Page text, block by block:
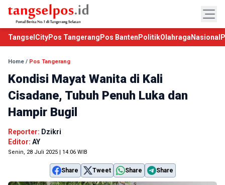
TangselCityPos Tangerang Pos Banten PolitikOlahraga Nasional
Home / Pos Tangerang
Kondisi Mayat Wanita di Kali
Cisadane, Tubuh Penuh Luka dan
Hampir Bugil
Reporter: Dzikri
Editor: AY
Senin, 28 Juli 2025 | 14:06 WIB
Share Tweet Share Share